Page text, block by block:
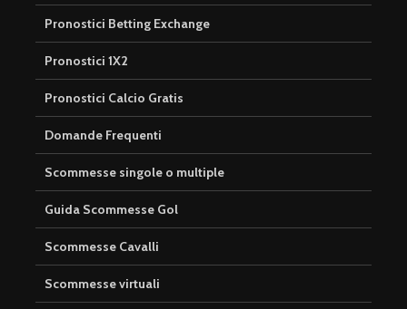
Pronostici Betting Exchange
Pronostici 1X2
Pronostici Calcio Gratis
Domande Frequenti
Scommesse singole o multiple
Guida Scommesse Gol
Scommesse Cavalli
Scommesse virtuali